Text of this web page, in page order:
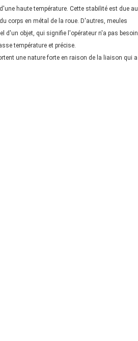
haute température. Cette stabilité est due au
corps en métal de la roue. D'autres, meules
d'un objet, qui signifie l'opérateur n'a pas besoin
température et précise.
une nature forte en raison de la liaison qui a